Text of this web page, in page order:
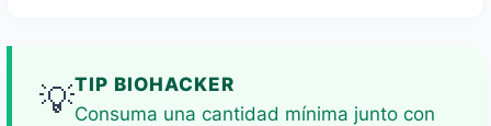
💡TIP BIOHACKER
Consuma una cantidad mínima junto con